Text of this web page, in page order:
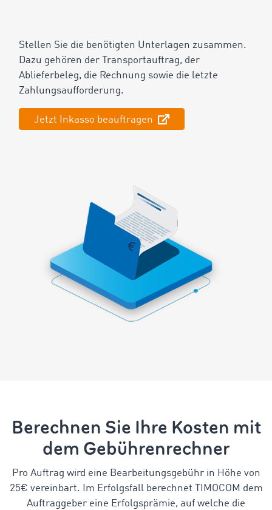
Stellen Sie die benötigten Unterlagen zusammen.
Dazu gehören der Transportauftrag, der
Ablieferbeleg, die Rechnung sowie die letzte
Zahlungsaufforderung.
Jetzt Inkasso beauftragen
Berechnen Sie Ihre Kosten mit
dem Gebührenrechner
Pro Auftrag wird eine Bearbeitungsgebühr in Höhe von
25€ vereinbart. Im Erfolgsfall berechnet TIMOCOM dem
Auftraggeber eine Erfolgsprämie, auf welche die